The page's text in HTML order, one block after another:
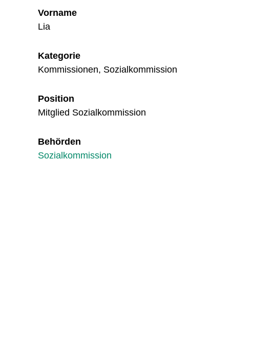
Vorname
Lia
Kategorie
Kommissionen, Sozialkommission
Position
Mitglied Sozialkommission
Behörden
Sozialkommission